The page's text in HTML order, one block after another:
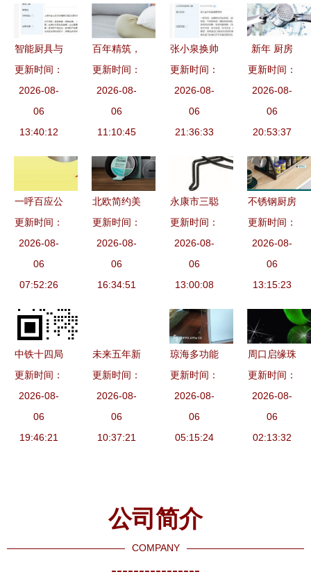
智能厨具与
舒适卫具
提升生活品
质的双重奏
更新时间：
2026-08-
06
13:40:12
百年精筑，
传承匠心
厨具卫具中
的家国四制
之格物篇
更新时间：
2026-08-
06
11:10:45
张小泉换帅
完成工商变
更 张新程
掌舵，厨具
卫具业务成
更新时间：
2026-08-
06
21:36:33
新年 厨房
用品用具创
意小工具大
号压蒜器厨
具
更新时间：
2026-08-
06
20:53:37
一呼百应公
司频道 厨
具卫具行业
动态与优选
指南
更新时间：
2026-08-
06
07:52:26
北欧简约美
学 瑞典厨
具品牌
anders
petter新标
更新时间：
2026-08-
06
16:34:51
永康市三聪
厨具 烧烤
盘全系列产
品一览
更新时间：
2026-08-
06
13:00:08
不锈钢厨房
置物架 多
功能收纳神
器的实用指
南
更新时间：
2026-08-
06
13:15:23
中铁十四局
集团第三工
程喀什二中
办学水平提
升项目全面
更新时间：
2026-08-
06
19:46:21
未来五年新
形势下厨具
卫具及日用
杂品批发行
业顺势崛起
更新时间：
2026-08-
06
10:37:21
琼海多功能
一体机 重
塑厨卫空间
的新一代智
慧解决方案
更新时间：
2026-08-
06
05:15:24
周口启缘珠
宝 匠心工
艺与时尚品
味的完美融
合
更新时间：
2026-08-
06
02:13:32
公司简介
COMPANY
----------------